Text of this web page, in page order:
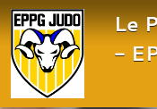
Le
-
Panneau de gestion